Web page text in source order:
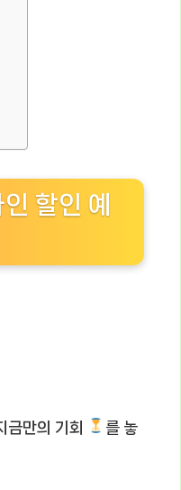
할인 예
금만의 기회
를 놓